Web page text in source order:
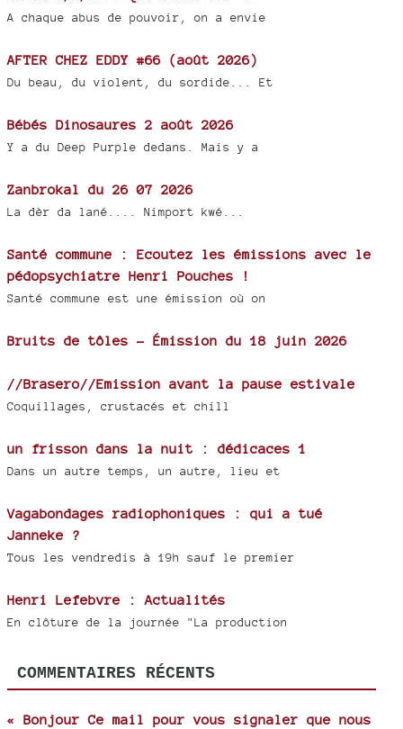
A chaque abus de pouvoir, on a envie
AFTER CHEZ EDDY #66 (août 2026)
Du beau, du violent, du sordide... Et
Bébés Dinosaures 2 août 2026
Y a du Deep Purple dedans. Mais y a
Zanbrokal du 26 07 2026
La dèr da lané.... Nimport kwé...
Santé commune : Ecoutez les émissions avec le
pédopsychiatre Henri Pouches !
Santé commune est une émission où on
Bruits de tôles - Émission du 18 juin 2026
//Brasero//Emission avant la pause estivale
Coquillages, crustacés et chill
un frisson dans la nuit : dédicaces 1
Dans un autre temps, un autre, lieu et
Vagabondages radiophoniques : qui a tué
Janneke ?
Tous les vendredis à 19h sauf le premier
Henri Lefebvre : Actualités
En clôture de la journée "La production
COMMENTAIRES RÉCENTS
« Bonjour Ce mail pour vous signaler que nous